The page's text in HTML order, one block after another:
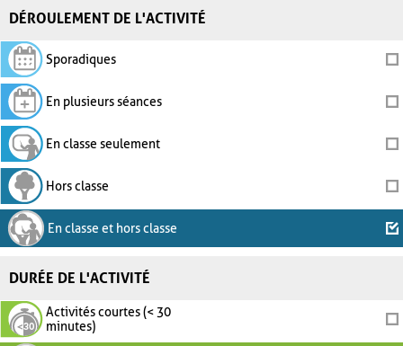
DÉROULEMENT DE L'ACTIVITÉ
Sporadiques
En plusieurs séances
En classe seulement
Hors classe
En classe et hors classe
DURÉE DE L'ACTIVITÉ
Activités courtes (< 30
minutes)